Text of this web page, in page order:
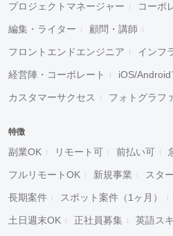
プロジェクトマネージャー コーポ
編集・ライター 顧問・講師
フロントエンドエンジニア インフ
経営陣・コーポレート iOS/
カスタマーサクセス フォトグラフ
特徴
副業OK リモート可 前払い可
フルリモートOK 新規事業 スタ
長期案件 スポット案件（1ヶ月）
土日週末OK 正社員募集 英語ス